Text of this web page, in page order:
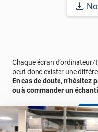
véritable, nous vous
d'échantillons gratuite.
Chaque écran
peut donc exister une
En cas de doute, n’hésitez
ou à commander un